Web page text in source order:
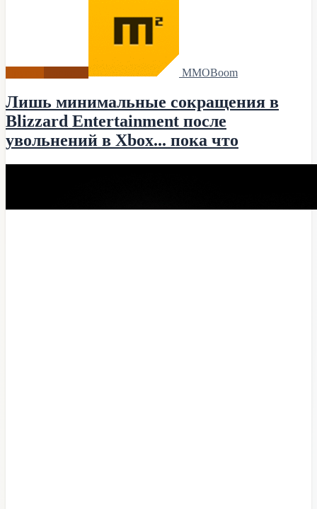
MMOBoom
Лишь минимальные сокращения в
Blizzard Entertainment после
увольнений в Xbox... пока что